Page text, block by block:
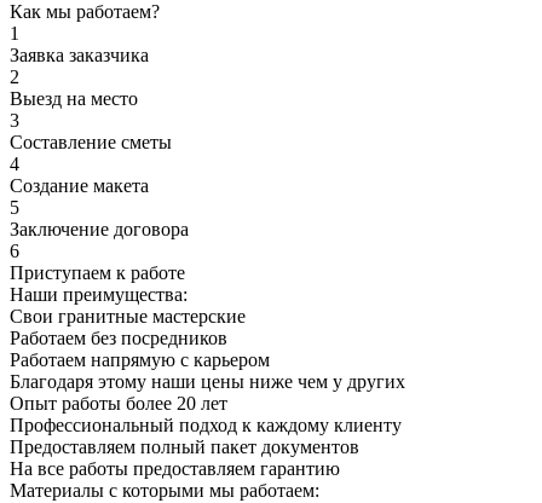
Как мы работаем?
1
Заявка заказчика
2
Выезд на место
3
Составление сметы
4
Создание макета
5
Заключение договора
6
Приступаем к работе
Наши преимущества:
Свои гранитные мастерские
Работаем без посредников
Работаем напрямую с карьером
Благодаря этому наши цены ниже чем у других
Опыт работы более 20 лет
Профессиональный подход к каждому клиенту
Предоставляем полный пакет документов
На все работы предоставляем гарантию
Материалы с которыми мы работаем: